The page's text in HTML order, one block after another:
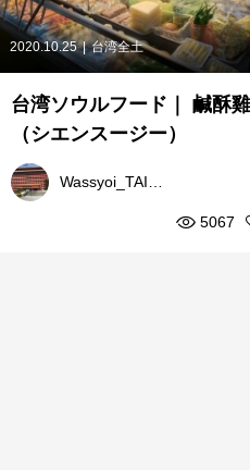
2020.10.25 台湾全土
台湾ソウルフード｜ 鹹酥雞
（シエンスージー）
5067